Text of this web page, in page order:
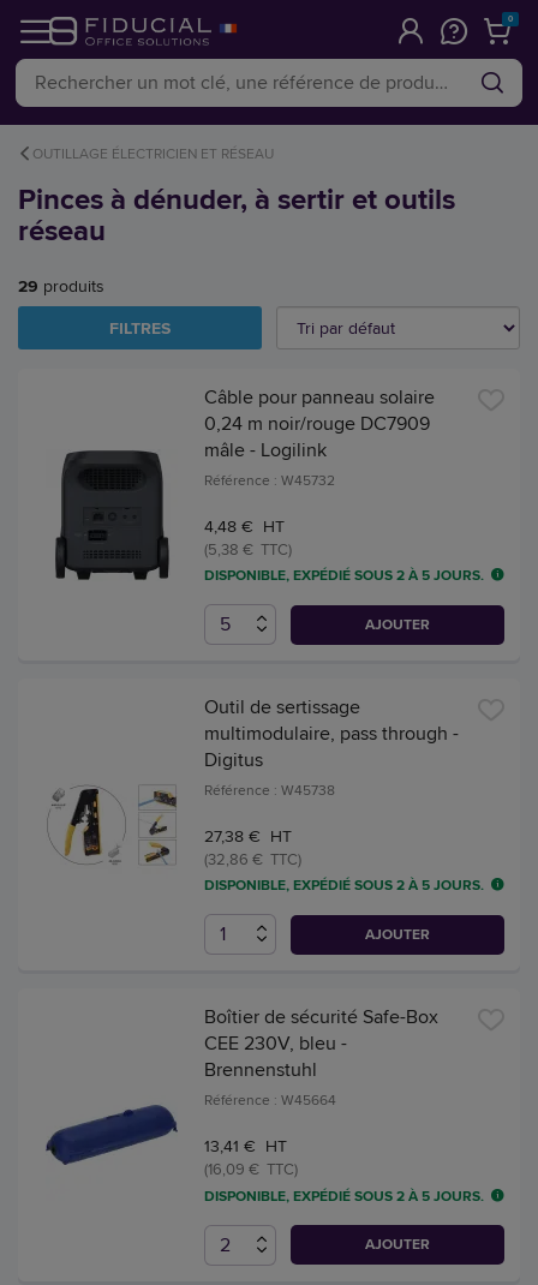
0
OUTILLAGE ÉLECTRICIEN ET RÉSEAU
Pinces à dénuder, à sertir et outils
réseau
29 produits
FILTRES
Câble pour panneau solaire
0,24 m noir/rouge DC7909
mâle - Logilink
Référence : W45732
4,48 € HT
(5,38 € TTC)
DISPONIBLE, EXPÉDIÉ SOUS 2 À 5 JOURS.
AJOUTER
Outil de sertissage
multimodulaire, pass through -
Digitus
Référence : W45738
27,38 € HT
(32,86 € TTC)
DISPONIBLE, EXPÉDIÉ SOUS 2 À 5 JOURS.
AJOUTER
Boîtier de sécurité Safe-Box
CEE 230V, bleu -
Brennenstuhl
Référence : W45664
13,41 € HT
(16,09 € TTC)
DISPONIBLE, EXPÉDIÉ SOUS 2 À 5 JOURS.
AJOUTER